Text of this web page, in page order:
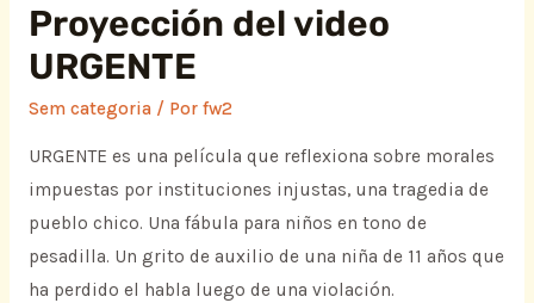
Proyección del video
URGENTE
Sem categoria/ Por fw2
URGENTE es una película que reflexiona sobre morales
impuestas por instituciones injustas, una tragedia de
pueblo chico. Una fábula para niños en tono de
pesadilla. Un grito de auxilio de una niña de 11 años que
ha perdido el habla luego de una violación.